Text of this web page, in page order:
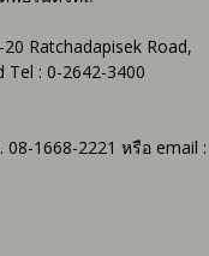
Ratchadapisek Road,
Tel : 0-2642-3400
1668-2221 หรือ email :